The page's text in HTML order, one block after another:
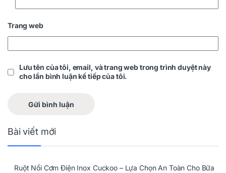
Trang web
Lưu tên của tôi, email, và trang web trong trình duyệt này
cho lần bình luận kế tiếp của tôi.
Bài viết mới
Ruột Nồi Cơm Điện Inox Cuckoo – Lựa Chọn An Toàn Cho Bữa